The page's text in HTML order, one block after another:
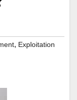
, Exploitation